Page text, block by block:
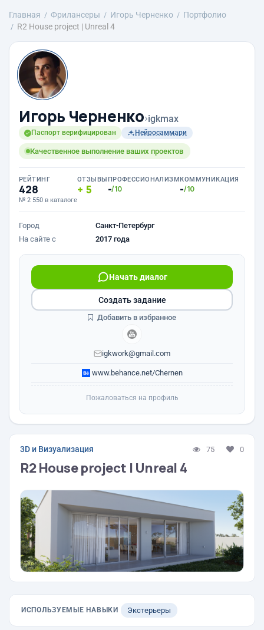
Главная Фрилансеры Игорь Черненко
Портфолио
R2 House project | Unreal 4
Игорь Черненко›igkmax
Паспорт верифицирован Нейросаммари
Качественное выполнение ваших проектов
РЕЙТИНГ
428
№ 2 550 в каталоге
ОТЗЫВЫ
5
ПРОФЕССИОНАЛИЗМ
-/10
КОММУНИКАЦИЯ
-/10
Город
Санкт-Петербург
На сайте с
2017 года
Начать диалог
igkwork@gmail.com
www.behance.net/Chernen
Создать задание
Добавить в избранное
Пожаловаться на профиль
3D и Визуализация 75 0
R2 House project | Unreal 4
ИСПОЛЬЗУЕМЫЕ НАВЫКИ Экстерьеры